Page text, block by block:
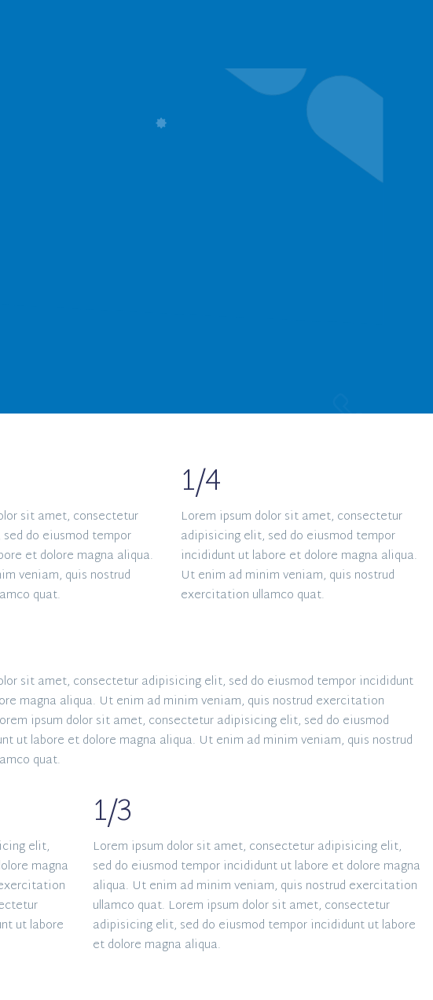
sit amet, consectetur
do eiusmod tempor
et dolore magna aliqua.
veniam, quis nostrud
quat.
1/4
Lorem ipsum dolor sit amet, consectetur
adipisicing elit, sed do eiusmod tempor
incididunt ut labore et dolore magna aliqua.
Ut enim ad minim veniam, quis nostrud
exercitation ullamco quat.
sit amet, consectetur adipisicing elit, sed do eiusmod tempor incididunt
magna aliqua. Ut enim ad minim veniam, quis nostrud exercitation
ipsum dolor sit amet, consectetur adipisicing elit, sed do eiusmod
ut labore et dolore magna aliqua. Ut enim ad minim veniam, quis nostrud
quat.
elit,
magna
ut labore
1/3
Lorem ipsum dolor sit amet, consectetur adipisicing elit,
sed do eiusmod tempor incididunt ut labore et dolore magna
aliqua. Ut enim ad minim veniam, quis nostrud exercitation
ullamco quat. Lorem ipsum dolor sit amet, consectetur
adipisicing elit, sed do eiusmod tempor incididunt ut labore
et dolore magna aliqua.